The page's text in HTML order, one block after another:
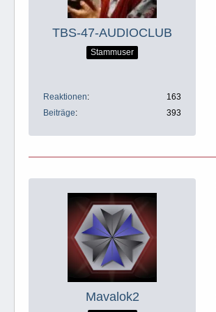
TBS-47-AUDIOCLUB
Stammuser
Reaktionen
163
Beiträge
393
Mavalok2